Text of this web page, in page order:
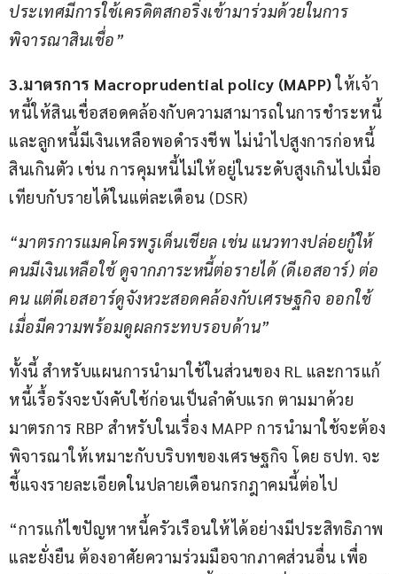
ประเทศมีการใช้เครดิตสกอริ่งเข้ามาร่วมด้วยในการ
พิจารณาสินเชื่อ”
3.มาตรการ Macroprudential policy (MAPP) ให้เจ้า
หนี้ให้สินเชื่อสอดคล้องกับความสามารถในการชำระหนี้
และลูกหนี้มีเงินเหลือพอดำรงชีพ ไม่นำไปสูงการก่อหนี้
สินเกินตัว เช่น การคุมหนี้ไม่ให้อยู่ในระดับสูงเกินไปเมื่อ
เทียบกับรายได้ในแต่ละเดือน (DSR)
“มาตรการแมคโครพรูเด็นเชียล เช่น แนวทางปล่อยกู้ให้
คนมีเงินเหลือใช้ ดูจากภาระหนี้ต่อรายได้ (ดีเอสอาร์) ต่อ
คน แต่ดีเอสอาร์ดูจังหวะสอดคล้องกับเศรษฐกิจ ออกใช้
เมื่อมีความพร้อมดูผลกระทบรอบด้าน”
ทั้งนี้ สำหรับแผนการนำมาใช้ในส่วนของ RL และการแก้
หนี้เรื้อรังจะบังคับใช้ก่อนเป็นลำดับแรก ตามมาด้วย
มาตรการ RBP สำหรับในเรื่อง MAPP การนำมาใช้จะต้อง
พิจารณาให้เหมาะกับบริบทของเศรษฐกิจ โดย ธปท. จะ
ชี้แจงรายละเอียดในปลายเดือนกรกฎาคมนี้ต่อไป
“การแก้ไขปัญหาหนี้ครัวเรือนให้ได้อย่างมีประสิทธิภาพ
และยั่งยืน ต้องอาศัยความร่วมมือจากภาคส่วนอื่น เพื่อ